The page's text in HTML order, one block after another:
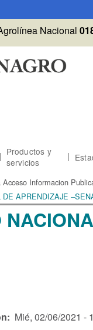
Nacional
Productos y
servicios
Acceso Informacion
APRENDIZAJE
Mié, 02/06/2021 -